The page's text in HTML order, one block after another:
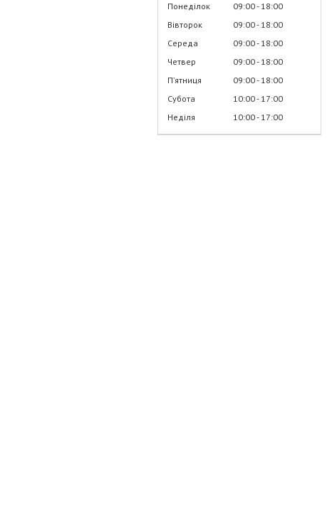
Понеділок 09:00 18:00
Вівторок
09:00 18:00
Середа
09:00 18:00
Четвер
09:00 18:00
Пʼятниця
09:00 18:00
Субота
10:00 17:00
Неділя
10:00 17:00